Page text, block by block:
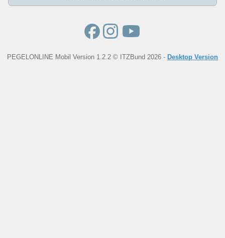
PEGELONLINE Mobil Version 1.2.2 © ITZBund 2026 - Desktop Version